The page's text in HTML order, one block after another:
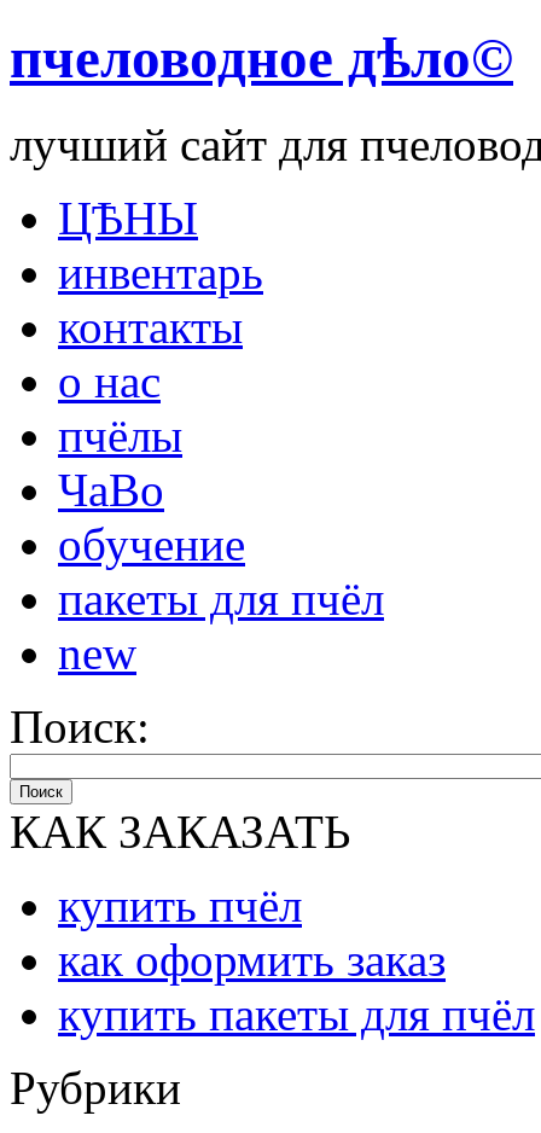
пчеловодное дѣло©
лучший сайт для
ЦѢНЫ
инвентарь
контакты
о нас
пчёлы
ЧаВо
обучение
пакеты для пчёл
new
Поиск:
Поиск
КАК ЗАКАЗАТЬ
купить пчёл
как оформить заказ
купить пакеты для пчёл
Рубрики